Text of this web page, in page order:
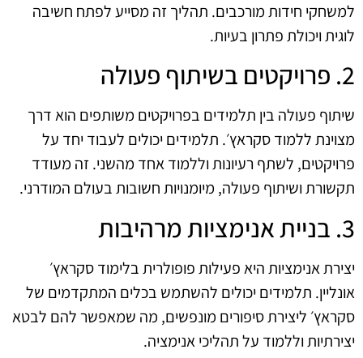
למשחקי חידות מורכבים. תהליך זה מסייע לפתח חשיבה
לוגית ויכולת פתרון בעיות.
2. פרויקטים בשיתוף פעולה
שיתוף פעולה בין תלמידים בפרויקטים משותפים הוא דרך
מצוינת ללמוד סקראץ׳. תלמידים יכולים לעבוד יחד על
פרויקטים, לשתף רעיונות וללמוד אחד מהשני. זה מעודד
תקשורת ושיתוף פעולה, מיומנויות חשובות בעולם המודרני.
3. בניית אנימציות מרהיבות
יצירת אנימציות היא פעילות פופולרית בלימוד סקראץ׳
אונליין. תלמידים יכולים להשתמש בכלים המתקדמים של
סקראץ׳ ליצירת סיפורים מונפשים, מה שמאפשר להם לבטא
יצירתיות וללמוד על תהליכי אנימציה.